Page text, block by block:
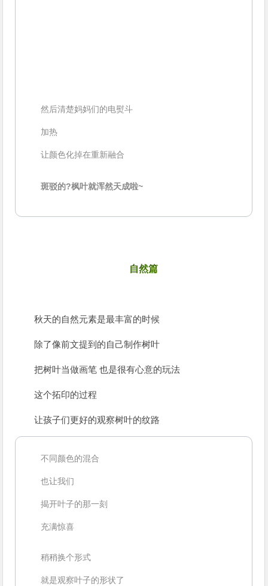
然后清楚妈妈们的电熨斗
加热
让颜色化掉在重新融合
斑驳的?枫叶就浑然天成啦~
自然篇
秋天的自然元素是最丰富的时候
除了像前文提到的自己制作树叶
把树叶当做画笔 也是很有心意的玩法
这个拓印的过程
让孩子们更好的观察树叶的纹路
不同颜色的混合
也让我们
揭开叶子的那一刻
充满惊喜
稍稍换个形式
就是观察叶子的形状了